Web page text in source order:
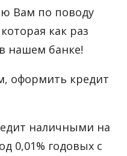
Вам по поводу
как раз
нашем банке!
оформить кредит
наличными на
0,01% годовых с